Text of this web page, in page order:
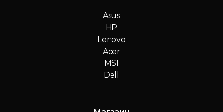
Asus
HP
Lenovo
Acer
MSI
Dell